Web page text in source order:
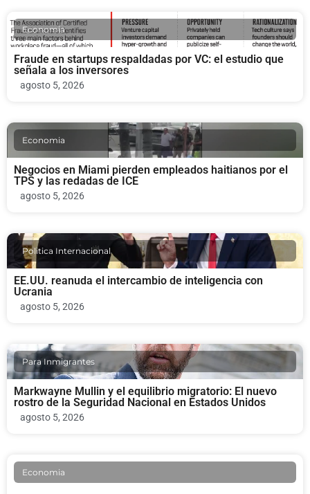
Economia
Fraude en startups respaldadas por VC: el estudio que
señala a los inversores
agosto 5, 2026
Economia
Negocios en Miami pierden empleados haitianos por el
TPS y las redadas de ICE
agosto 5, 2026
Politica Internacional
EE.UU. reanuda el intercambio de inteligencia con
Ucrania
agosto 5, 2026
Para Inmigrantes
Markwayne Mullin y el equilibrio migratorio: El nuevo
rostro de la Seguridad Nacional en Estados Unidos
agosto 5, 2026
Economia